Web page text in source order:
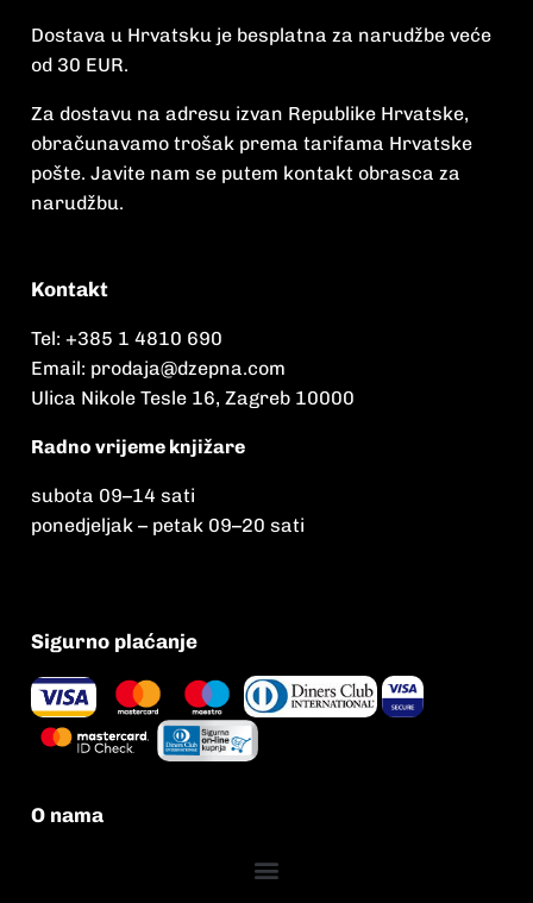
Dostava u Hrvatsku je besplatna za narudžbe veće
od 30 EUR.
Za dostavu na adresu izvan Republike Hrvatske,
obračunavamo trošak prema tarifama Hrvatske
pošte. Javite nam se putem kontakt obrasca za
narudžbu.
Kontakt
Tel: +385 1 4810 690
Email: prodaja@dzepna.com
Ulica Nikole Tesle 16, Zagreb 10000
Radno vrijeme knjižare
subota 09–14 sati
ponedjeljak – petak 09–20 sati
Sigurno plaćanje
O nama